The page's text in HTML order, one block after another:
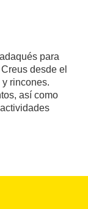
para
desde el
rincones.
así como